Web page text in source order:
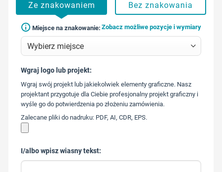
Ze znakowaniem Bez znakowania
Miejsce na znakowanie: Zobacz możliwe pozycje i wymiary
573 568
217
Wgraj logo lub projekt:
Wgraj swój projekt lub jakiekolwiek elementy graficzne. Nasz
projektant przygotuje dla Ciebie profesjonalny projekt graficzny i
wyśle go do potwierdzenia po złożeniu zamówienia.
Zalecane pliki do nadruku: PDF, AI, CDR, EPS.
I/albo wpisz wiasny tekst: